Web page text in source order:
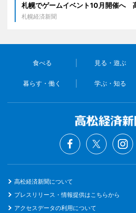
札幌でゲームイベント10月開催へ
札幌経済新聞
食べる 見る・遊ぶ
暮らす・働く 学ぶ・知る
高松経済新聞について
プレスリリース・情報提供はこちらから
アクセスデータの利用について